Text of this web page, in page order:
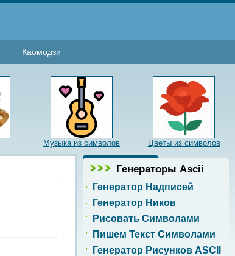
Каомодзи
Музыка из символов Цветы из символов
Генераторы Ascii
Генератор Надписей
Генератор Ников
Рисовать Символами
Пишем Текст Символами
Генератор Рисунков ASCII